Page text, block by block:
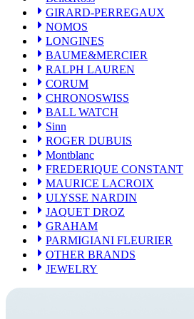
Sinn
ROGER DUBUIS
Montblanc
FREDERIQUE CONSTANT
MAURICE LACROIX
ULYSSE NARDIN
JAQUET DROZ
GRAHAM
PARMIGIANI FLEURIER
OTHER BRANDS
JEWELRY
GIRARD-PERREGAUX
NOMOS
LONGINES
BAUME&MERCIER
RALPH LAUREN
CORUM
CHRONOSWISS
BALL WATCH
Sinn
ROGER DUBUIS
Montblanc
FREDERIQUE CONSTANT
MAURICE LACROIX
ULYSSE NARDIN
JAQUET DROZ
GRAHAM
PARMIGIANI FLEURIER
OTHER BRANDS
JEWELRY